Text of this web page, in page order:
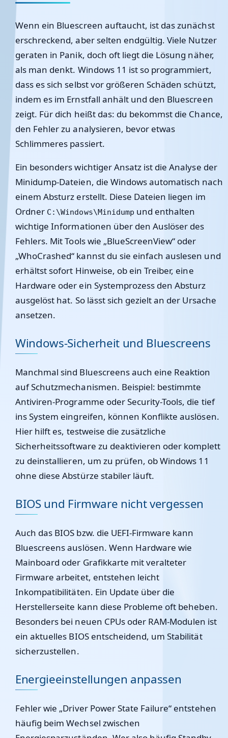
Wenn ein Bluescreen auftaucht, ist das zunächst
erschreckend, aber selten endgültig. Viele Nutzer
geraten in Panik, doch oft liegt die Lösung näher,
als man denkt. Windows 11 ist so programmiert,
dass es sich selbst vor größeren Schäden schützt,
indem es im Ernstfall anhält und den Bluescreen
zeigt. Für dich heißt das: du bekommst die Chance,
den Fehler zu analysieren, bevor etwas
Schlimmeres passiert.
Ein besonders wichtiger Ansatz ist die Analyse der
Minidump-Dateien, die Windows automatisch nach
einem Absturz erstellt. Diese Dateien liegen im
Ordner C:\Windows\Minidump und enthalten
wichtige Informationen über den Auslöser des
Fehlers. Mit Tools wie „BlueScreenView“ oder
„WhoCrashed“ kannst du sie einfach auslesen und
erhältst sofort Hinweise, ob ein Treiber, eine
Hardware oder ein Systemprozess den Absturz
ausgelöst hat. So lässt sich gezielt an der Ursache
ansetzen.
Windows-Sicherheit und Bluescreens
Manchmal sind Bluescreens auch eine Reaktion
auf Schutzmechanismen. Beispiel: bestimmte
Antiviren-Programme oder Security-Tools, die tief
ins System eingreifen, können Konflikte auslösen.
Hier hilft es, testweise die zusätzliche
Sicherheitssoftware zu deaktivieren oder komplett
zu deinstallieren, um zu prüfen, ob Windows 11
ohne diese Abstürze stabiler läuft.
BIOS und Firmware nicht vergessen
Auch das BIOS bzw. die UEFI-Firmware kann
Bluescreens auslösen. Wenn Hardware wie
Mainboard oder Grafikkarte mit veralteter
Firmware arbeitet, entstehen leicht
Inkompatibilitäten. Ein Update über die
Herstellerseite kann diese Probleme oft beheben.
Besonders bei neuen CPUs oder RAM-Modulen ist
ein aktuelles BIOS entscheidend, um Stabilität
sicherzustellen.
Energieeinstellungen anpassen
Fehler wie „Driver Power State Failure“ entstehen
häufig beim Wechsel zwischen